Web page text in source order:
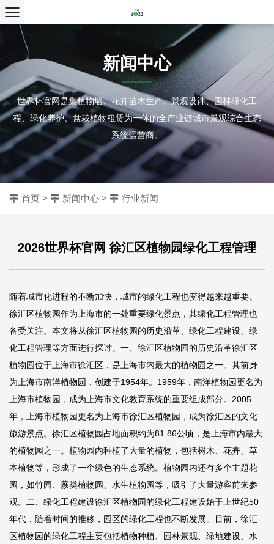
新闻中心
世界杯官网是集植物墙、花卉苗木生产、景观设计、园林绿化工
程、绿化养护、盆栽植物租赁为一体的全产业链城市景观综合生态
系统运营商。
首页 > 新闻中心 > 行业新闻
2026世界杯官网 徐汇区植物园绿化工程管理
随着城市化进程的不断加快，城市的绿化工程也变得越来越重要。
徐汇区植物园作为上海市的一处重要绿化景点，其绿化工程管理也
备受关注。本文将从徐汇区植物园的历史沿革、绿化工程建设、绿
化工程管理等方面进行探讨。一、徐汇区植物园的历史沿革徐汇区
植物园位于上海市徐汇区，是上海市内最大的植物园之一。其前身
为上海市南洋植物园，创建于1954年。1959年，南洋植物园更名为
上海市植物园，成为上海市文化教育系统的重要组成部分。2005
年，上海市植物园更名为上海市徐汇区植物园，成为徐汇区的文化
旅游景点。徐汇区植物园占地面积约为81.86公顷，是上海市内最大
的植物园之一。植物园内种植了大量的植物，包括树木、花卉、草
本植物等，形成了一个绿色的生态系统。植物园内还有多个主题花
园，如竹园、蕨类植物园、水生植物园等，吸引了大量游客前来参
观。二、绿化工程建设徐汇区植物园的绿化工程建设始于上世纪50
年代，随着时间的推移，园区的绿化工程也不断发展。目前，徐汇
区植物园的绿化工程主要包括植物种植、园林景观、绿地建设、水